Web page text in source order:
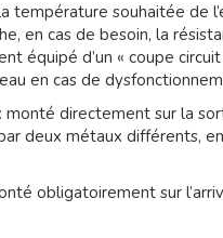
souhaitée de
en cas de besoin, la
équipé d’un « coupe
en cas de
directement sur la
deux métaux différents,
obligatoirement sur